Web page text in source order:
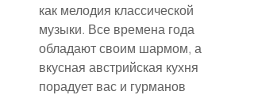
как мелодия классической
музыки. Все времена года
обладают своим шармом, а
вкусная австрийская кухня
порадует вас и гурманов